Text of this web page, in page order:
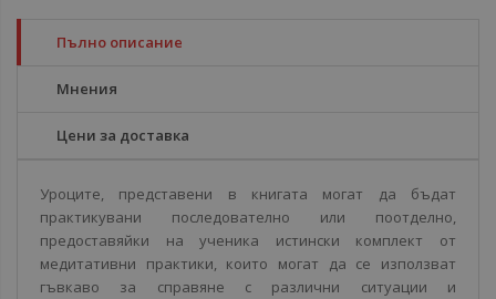
Пълно описание
Мнения
Цени за доставка
Уроците, представени в книгата могат да бъдат
практикувани последователно или поотделно,
предоставяйки на ученика истински комплект от
медитативни практики, които могат да се използват
гъвкаво за справяне с различни ситуации и